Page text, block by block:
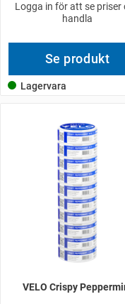
Logga in för att se priser
handla
Se produkt
Lagervara
VELO Crispy